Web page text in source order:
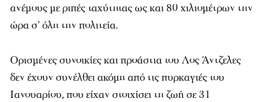
ανέμους με ριπές ταχύτητας ως και 80 χιλιομέτρων την
ώρα σ’ όλη την πολιτεία.
Ορισμένες συνοικίες και προάστια του Λος Άντζελες
δεν έχουν συνέλθει ακόμη από τις πυρκαγιές του
Ιανουαρίου, που είχαν στοιχίσει τη ζωή σε 31